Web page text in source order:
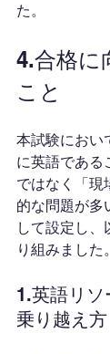
た。
4.合格に
こと
本試験におい
に英語である
ではなく「現
的な問題が多
して設定し、
り組みました。
1.英語リ
乗り越え方